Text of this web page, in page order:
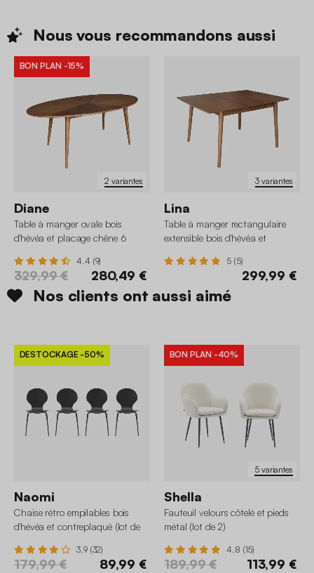
Nous vous recommandons aussi
2 variantes
BON PLAN -15%
Diane
Table à manger ovale bois
d'hévéa et placage chêne 6
4.4 (9)
329,99 € 280,49 €
3 variantes
Lina
Table à manger rectangulaire
extensible bois d'hévéa et
5 (5)
299,99 €
Nos clients ont aussi aimé
DESTOCKAGE -50%
Naomi
Chaise rétro empilables bois
d'hévéa et contreplaqué (lot de
3.9 (32)
179,99 € 89,99 €
5 variantes
BON PLAN -40%
Shella
Fauteuil velours côtelé et pieds
métal (lot de 2)
4.8 (15)
189,99 € 113,99 €